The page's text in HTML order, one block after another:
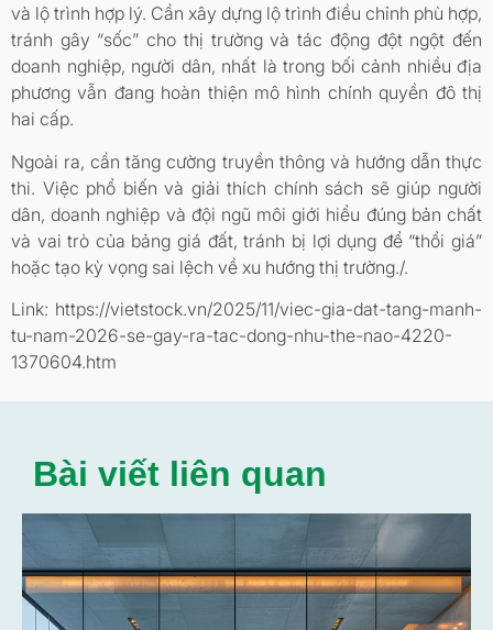
và lộ trình hợp lý. Cần xây dựng lộ trình điều chỉnh phù hợp,
tránh gây “sốc” cho thị trường và tác động đột ngột đến
doanh nghiệp, người dân, nhất là trong bối cảnh nhiều địa
phương vẫn đang hoàn thiện mô hình chính quyền đô thị
hai cấp.
Ngoài ra, cần tăng cường truyền thông và hướng dẫn thực
thi. Việc phổ biến và giải thích chính sách sẽ giúp người
dân, doanh nghiệp và đội ngũ môi giới hiểu đúng bản chất
và vai trò của bảng giá đất, tránh bị lợi dụng để “thổi giá”
hoặc tạo kỳ vọng sai lệch về xu hướng thị trường./.
Link: https://vietstock.vn/2025/11/viec-gia-dat-tang-manh-
tu-nam-2026-se-gay-ra-tac-dong-nhu-the-nao-4220-
1370604.htm
Bài viết liên quan